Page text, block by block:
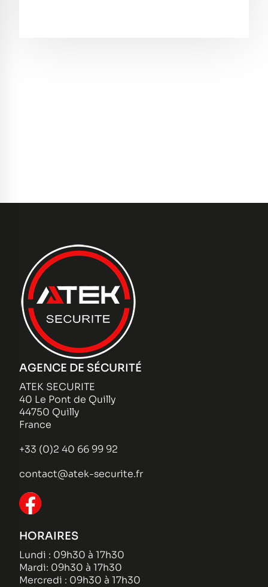
AGENCE DE SÉCURITÉ
ATEK SECURITE
40 Le Pont de Quilly
44750 Quilly
France
+33 (0)2 40 66 99 92
contact@atek-securite.fr
HORAIRES
Lundi : 09h30 à 17h30
Mardi: 09h30 à 17h30
Mercredi : 09h30 à 17h30